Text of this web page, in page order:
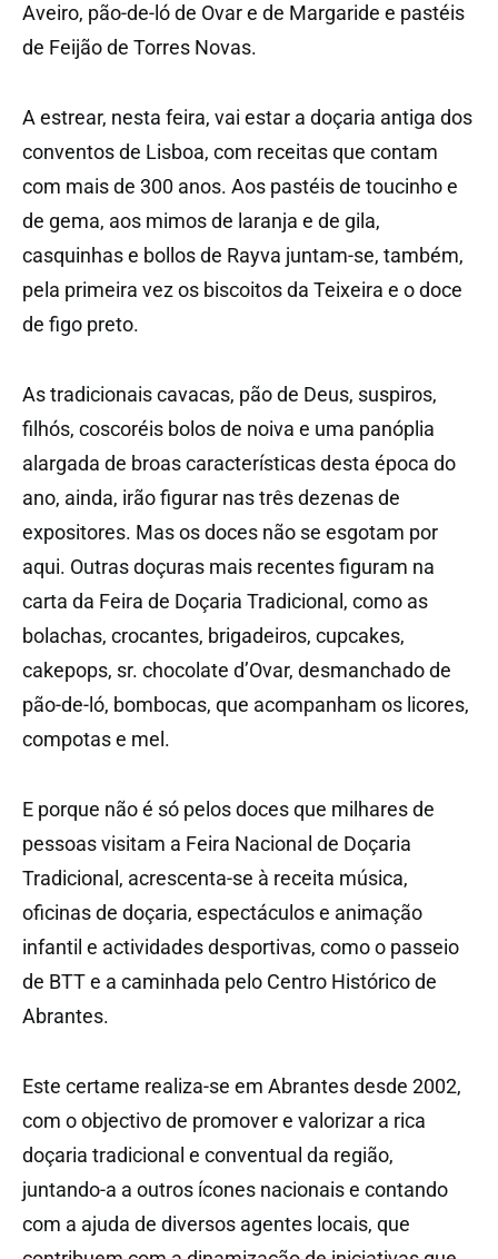
Aveiro, pão-de-ló de Ovar e de Margaride e pastéis
de Feijão de Torres Novas.
A estrear, nesta feira, vai estar a doçaria antiga dos
conventos de Lisboa, com receitas que contam
com mais de 300 anos. Aos pastéis de toucinho e
de gema, aos mimos de laranja e de gila,
casquinhas e bollos de Rayva juntam-se, também,
pela primeira vez os biscoitos da Teixeira e o doce
de figo preto.
As tradicionais cavacas, pão de Deus, suspiros,
filhós, coscoréis bolos de noiva e uma panóplia
alargada de broas características desta época do
ano, ainda, irão figurar nas três dezenas de
expositores. Mas os doces não se esgotam por
aqui. Outras doçuras mais recentes figuram na
carta da Feira de Doçaria Tradicional, como as
bolachas, crocantes, brigadeiros, cupcakes,
cakepops, sr. chocolate d’Ovar, desmanchado de
pão-de-ló, bombocas, que acompanham os licores,
compotas e mel.
E porque não é só pelos doces que milhares de
pessoas visitam a Feira Nacional de Doçaria
Tradicional, acrescenta-se à receita música,
oficinas de doçaria, espectáculos e animação
infantil e actividades desportivas, como o passeio
de BTT e a caminhada pelo Centro Histórico de
Abrantes.
Este certame realiza-se em Abrantes desde 2002,
com o objectivo de promover e valorizar a rica
doçaria tradicional e conventual da região,
juntando-a a outros ícones nacionais e contando
com a ajuda de diversos agentes locais, que